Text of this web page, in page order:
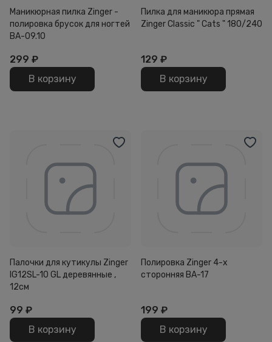
Маникюрная пилка Zinger -
полировка брусок для ногтей
BA-09.10
299 ₽
В корзину
Пилка для маникюра прямая
Zinger Classic " Cats " 180/240
129 ₽
В корзину
Палочки для кутикулы Zinger
IG12SL-10 GL деревянные ,
12см
99 ₽
В корзину
Полировка Zinger 4-х
сторонняя BA-17
199 ₽
В корзину